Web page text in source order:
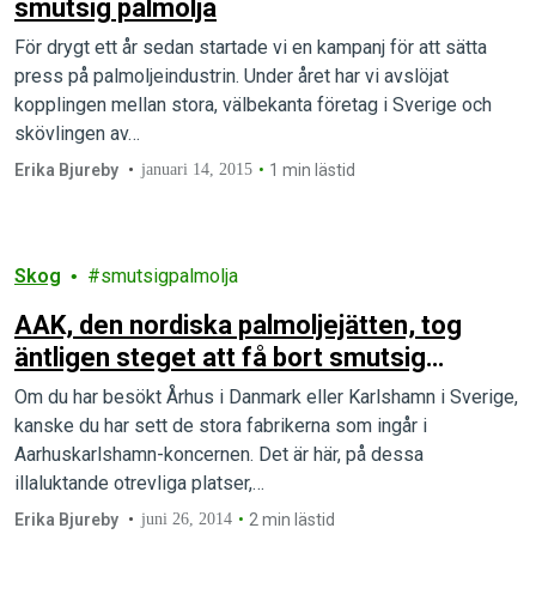
smutsig palmolja
För drygt ett år sedan startade vi en kampanj för att sätta
press på palmoljeindustrin. Under året har vi avslöjat
kopplingen mellan stora, välbekanta företag i Sverige och
skövlingen av…
Erika Bjureby januari 14, 2015 1 min lästid
Skog smutsigpalmolja
AAK, den nordiska palmoljejätten, tog
äntligen steget att få bort smutsig
palmolja.
Om du har besökt Århus i Danmark eller Karlshamn i Sverige,
kanske du har sett de stora fabrikerna som ingår i
Aarhuskarlshamn-koncernen. Det är här, på dessa
illaluktande otrevliga platser,…
Erika Bjureby juni 26, 2014 2 min lästid